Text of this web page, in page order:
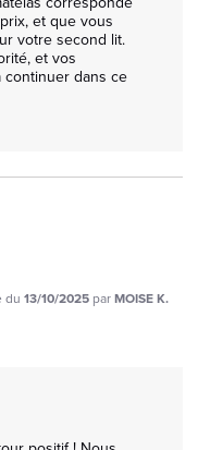
et que vous
votre second lit.
et vos
continuer dans ce
du 13/10/2025 parMOISE K.